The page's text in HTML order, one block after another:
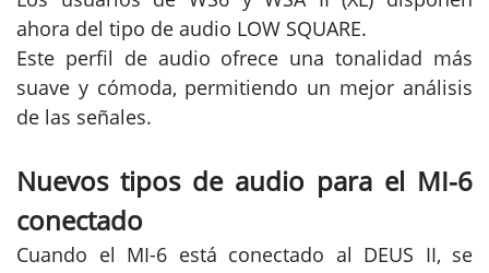
ahora del tipo de audio LOW SQUARE.
Este perfil de audio ofrece una tonalidad más
suave y cómoda, permitiendo un mejor análisis
de las señales.
Nuevos tipos de audio para el MI-6
conectado
Cuando el MI-6 está conectado al DEUS II, se